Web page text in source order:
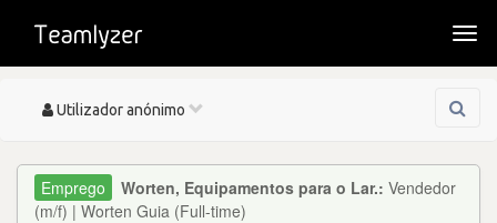
Toggle
Utilizador anónimo
Worten, Equipamentos para o Lar.: Vendedor
(m/f) | Worten Guia (Full-time)